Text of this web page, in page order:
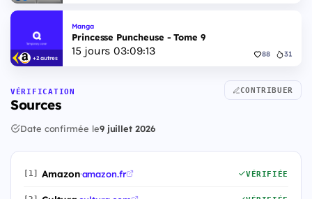
+2 autres
Manga
Princesse Puncheuse - Tome 9
15 jours 03:09:12 88 31
VÉRIFICATION
Sources
CONTRIBUER
Date confirmée le9 juillet 2026
[1] Amazon·amazon.fr VÉRIFIÉE